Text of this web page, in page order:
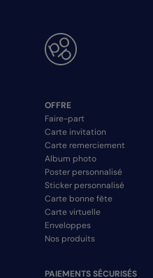
OFFRE
Faire-part
Carte invitation
Carte remerciement
Album photo
Poster personnalisé
Sticker personnalisé
Carte bonne fête
Carte virtuelle
Enveloppes
Nos produits
PAIEMENTS SÉCURISÉS